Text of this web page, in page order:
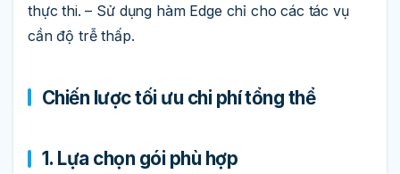
thực thi. – Sử dụng hàm Edge chỉ cho các tác vụ
cần độ trễ thấp.
Chiến lược tối ưu chi phí tổng thể
1. Lựa chọn gói phù hợp